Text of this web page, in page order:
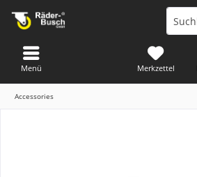
Merkzettel
Menü
Accessories